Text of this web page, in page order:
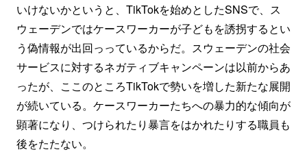
いけないかというと、TikTokを始めとしたSNSで、ス
ウェーデンではケースワーカーが子どもを誘拐するとい
う偽情報が出回っっているからだ。スウェーデンの社会
サービスに対するネガティブキャンペーンは以前からあ
ったが、ここのところTikTokで勢いを増した新たな展開
が続いている。ケースワーカーたちへの暴力的な傾向が
顕著になり、つけられたり暴言をはかれたりする職員も
後をたたない。